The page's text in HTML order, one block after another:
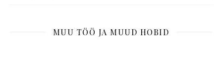
MUU TÖÖ JA MUUD HOBID